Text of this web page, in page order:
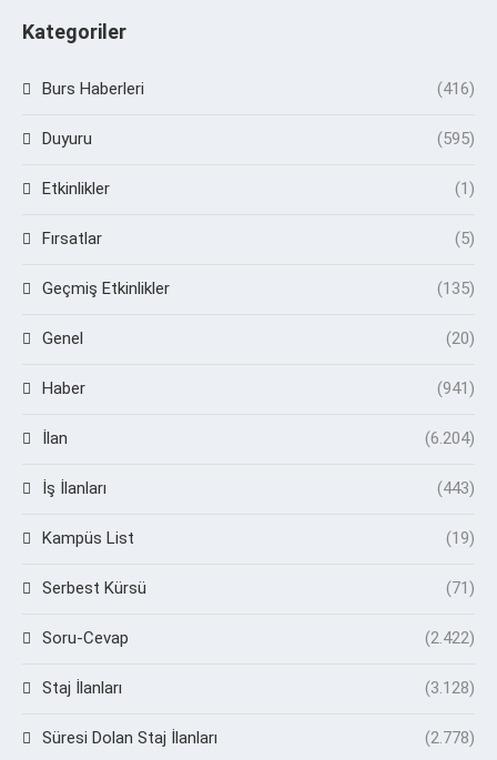
Kategoriler
Burs Haberleri (416)
Duyuru (595)
Etkinlikler (1)
Fırsatlar (5)
Geçmiş Etkinlikler (135)
Genel (20)
Haber (941)
İlan (6.204)
İş İlanları (443)
Kampüs List (19)
Serbest Kürsü (71)
Soru-Cevap (2.422)
Staj İlanları (3.128)
Süresi Dolan Staj İlanları (2.778)